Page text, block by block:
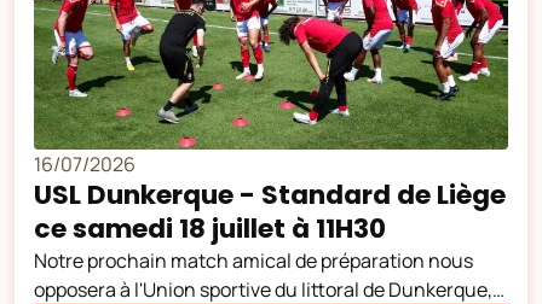
16/07/2026
USL Dunkerque - Standard de Liège
ce samedi 18 juillet à 11H30
Notre prochain match amical de préparation nous
opposera à l'Union sportive du littoral de Dunkerque,